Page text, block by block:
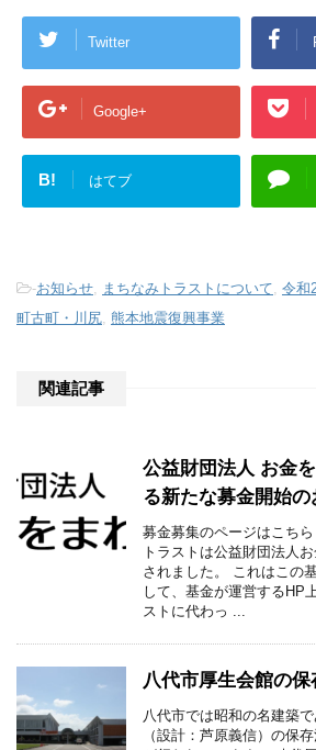
Twitter
Google+
B! はてブ
-お知らせ まちなみトラストについて 令和
町古町・川尻 熊本地震復興事業
関連記事
公益財団法人 お金
る新たな募金開始の
募金募集のページはこち
トラストは公益財団法人
されました。 これはこの
して、基金が運営するHP
ストに代わっ ...
八代市厚生会館の
八代市では昭和の名建築
（設計：芦原義信）の保